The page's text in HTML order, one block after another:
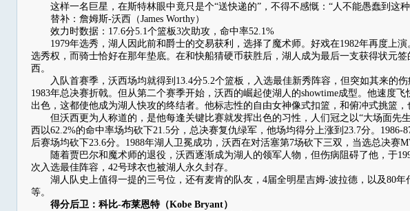
这样一名巨星，在斯特林眼中竟只是个“送快递的”，不得不感慨：“人不能愚蠢到这
替补：詹姆斯-沃西（James Worthy）
效力时数据：17.6分5.1个篮板3次助攻，命中率52.1%
1979年选秀，湖人因此前和爵士的交易获利，选择了魔术师。好戏在1982年再度上演
选秀权，而骑士恰好在那年垫底。在和快船猜硬币获胜后，湖人成为最后一支获得状元
西。
入队首赛季，沃西场均就得到13.4分5.2个篮板，入选最佳新秀阵容，但突如其来的伤
1983年总决赛折戟。但从第二个赛季开始，沃西的崛起使湖人的showtime成型。他速度
出色，这都使他成为湖人快攻的终结者。他标志性的自由女神像式扣篮，和俯冲式挑篮，
但沃西更为人称道的，是他每逢关键比赛就发挥出色的习性，人们冠之以“大场面先生
西以62.2%的命中率场均砍下21.5分，总决赛复仇绿军，他场均得分上涨到23.7分。1986-
后赛场均砍下23.6分。1988年湖人卫冕成功，沃西在对活塞第7场砍下三双，当选总决赛
随着贾巴尔和魔术师的退役，沃西逐渐成为湖人的领军人物，但伤病阻碍了他，于
次入选最佳阵容，42号球衣也被湖人永久封存。
湖人队史上值得一提的三号位，还有麦肯的队友，4届全明星吉姆-波拉德，以及80年
等。
得分后卫：科比-布莱恩特（Kobe Bryant）